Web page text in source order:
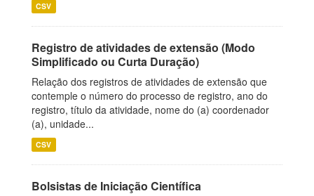
CSV
Registro de atividades de extensão (Modo
Simplificado ou Curta Duração)
Relação dos registros de atividades de extensão que
contemple o número do processo de registro, ano do
registro, título da atividade, nome do (a) coordenador
(a), unidade...
CSV
Bolsistas de Iniciação Científica